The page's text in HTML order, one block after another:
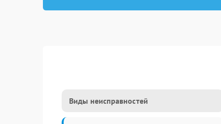
Виды неисправностей